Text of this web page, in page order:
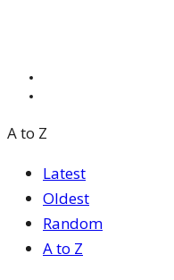
A to Z
Latest
Oldest
Random
A to Z